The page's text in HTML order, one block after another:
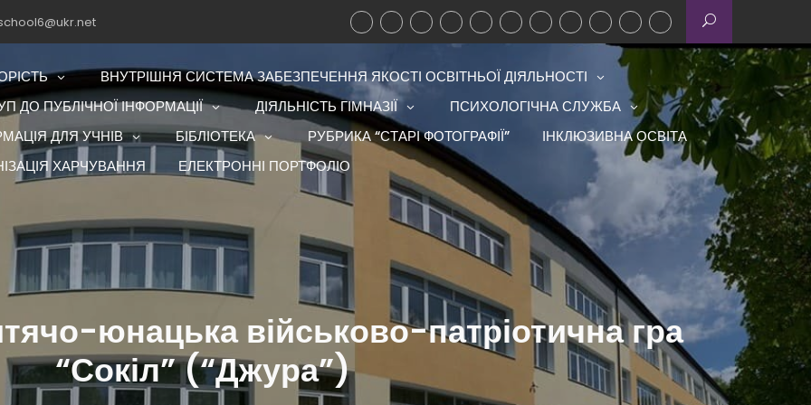
ВНУТРІШНЯ СИСТЕМА ЗАБЕЗПЕЧЕННЯ ЯКОСТІ ОСВІТНЬОЇ ДІЯЛЬНОСТІ
ДО ПУБЛІЧНОЇ ІНФОРМАЦІЇ
ДІЯЛЬНІСТЬ ГІМНАЗІЇ
ПСИХОЛОГІЧНА СЛУЖБА
ДЛЯ УЧНІВ
БІБЛІОТЕКА РУБРИКА “СТАРІ ФОТОГРАФІЇ”
ІНКЛЮЗИВНА ОСВІТА
ХАРЧУВАННЯ
ЕЛЕКТРОННІ ПОРТФОЛІО
юнацька військово-патріотична гра
“Сокіл” (“Джура”)